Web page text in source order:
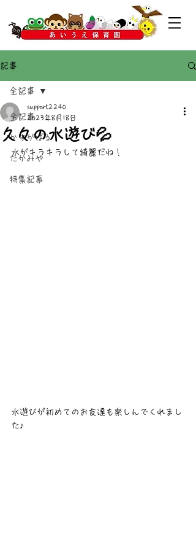
記事
全記事
かすがばる
たかみや
特集記事
全記事
久々の水遊び💦
support2240
2023年8月18日
水がキラキラして綺麗だね！
水遊びが初めてのお友達も楽しんでくれまし
た♪